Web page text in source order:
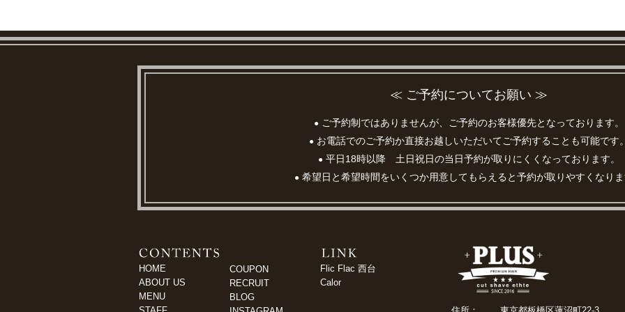
≪ ご予約についてお願い ≫
●ご予約制ではありませんが、ご予約のお客様優先となっております。
●お電話でのご予約か直接お越しいただいてご予約することも可能です
●平日18時以降 土日祝日の当日予約が取りにくくなっております。
●希望日と希望時間をいくつか用意してもらえると予約が取りやすくなり
HOME
ABOUT US
MENU
COUPON
RECRUIT
BLOG
Flic Flac 西台
Calor